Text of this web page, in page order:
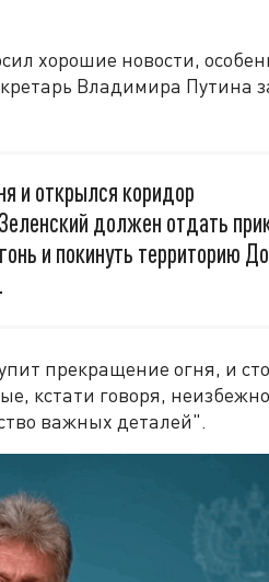
хорошие новости,
Владимира Путина
и открылся коридор
должен отдать
и покинуть территорию
прекращение огня, и
кстати говоря,
важных деталей".